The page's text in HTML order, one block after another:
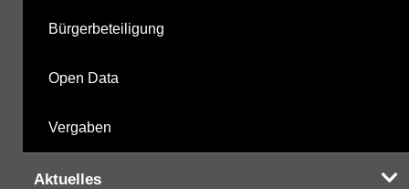
Bürgerbeteiligung
Open Data
Vergaben
Aktuelles